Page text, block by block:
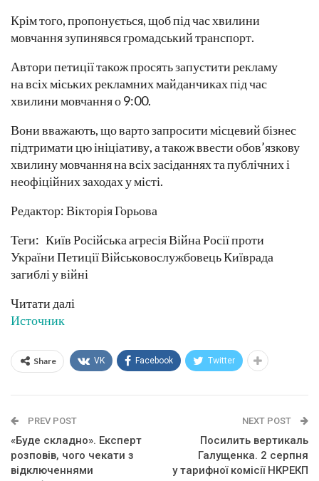
Крім того, пропонується, щоб під час хвилини
мовчання зупинявся громадський транспорт.
Автори петиції також просять запустити рекламу
на всіх міських рекламних майданчиках під час
хвилини мовчання о 9:00.
Вони вважають, що варто запросити місцевий бізнес
підтримати цю ініціативу, а також ввести обов’язкову
хвилину мовчання на всіх засіданнях та публічних і
неофіційних заходах у місті.
Редактор: Вікторія Горьова
Теги: Київ Російська агресія Війна Росії проти
України Петиції Військовослужбовець Київрада
загиблі у війні
Читати далі
Источник
Share VK Facebook Twitter
PREV POST
«Буде складно». Експерт
розповів, чого чекати з
відключеннями
NEXT POST
Посилить вертикаль
Галущенка. 2 серпня
у тарифної комісії НКРЕКП